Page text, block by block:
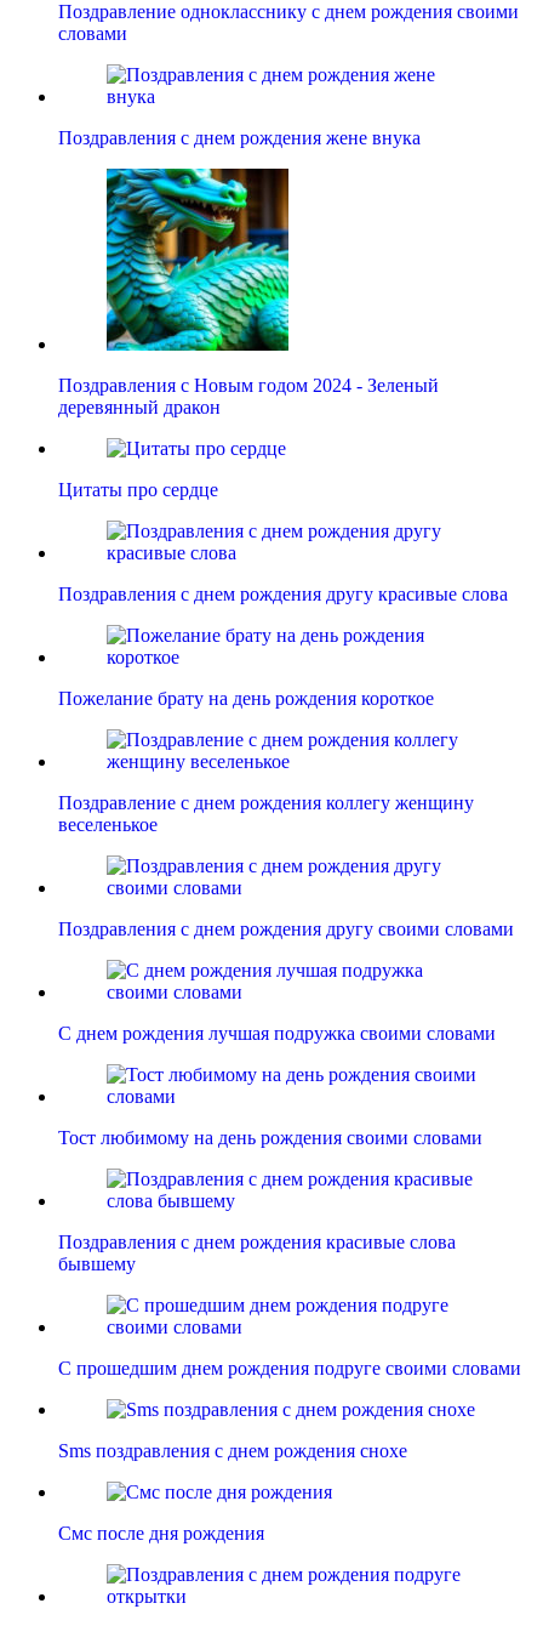
Поздравление однокласснику с днем рождения своими
словами
Поздравления с днем рождения жене внука
Поздравления с Новым годом 2024 - Зеленый
деревянный дракон
Цитаты про сердце
Поздравления с днем рождения другу красивые слова
Пожелание брату на день рождения короткое
Поздравление с днем рождения коллегу женщину
веселенькое
Поздравления с днем рождения другу своими словами
С днем рождения лучшая подружка своими словами
Тост любимому на день рождения своими словами
Поздравления с днем рождения красивые слова
бывшему
С прошедшим днем рождения подруге своими словами
Sms поздравления с днем рождения снохе
Смс после дня рождения